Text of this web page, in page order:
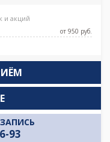
и акций
от 950 pуб.
93